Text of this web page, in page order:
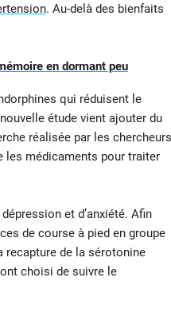
. Au-delà des bienfaits
en dormant peu
qui réduisent le
étude vient ajouter du
réalisée par les chercheurs
les médicaments pour traiter
et d’anxiété. Afin
de course à pied en groupe
recapture de la sérotonine
choisi de suivre le